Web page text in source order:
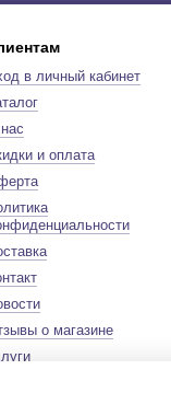
в личный кабинет
и оплата
о магазине
сайта